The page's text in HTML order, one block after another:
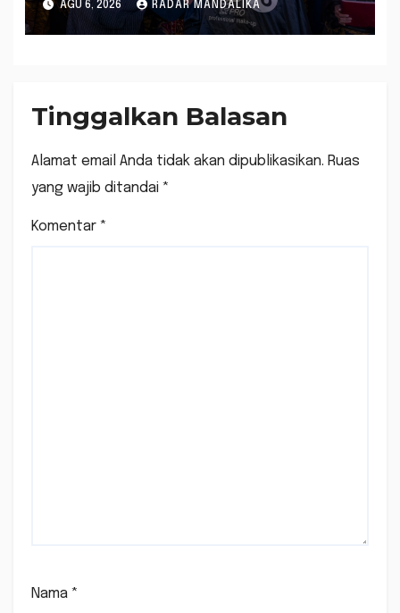
Competition 2026
AGU 6, 2026 RADAR MANDALIKA
Tinggalkan Balasan
Alamat email Anda tidak akan dipublikasikan. Ruas
yang wajib ditandai *
Komentar *
Nama *